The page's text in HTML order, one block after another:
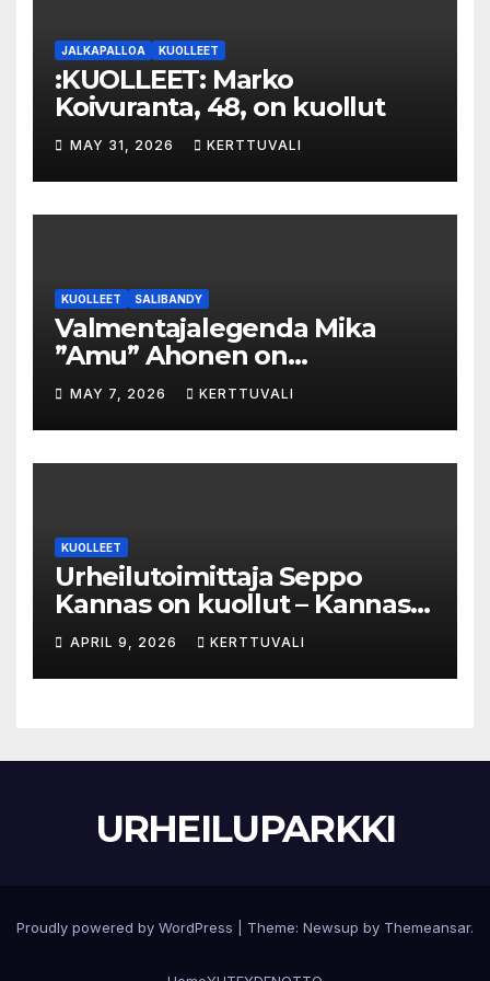
JALKAPALLOA KUOLLEET
:KUOLLEET: Marko
Koivuranta, 48, on kuollut
MAY 31, 2026 KERTTUVALI
KUOLLEET SALIBANDY
Valmentajalegenda Mika
”Amu” Ahonen on
menehtynyt
MAY 7, 2026 KERTTUVALI
KUOLLEET
Urheilutoimittaja Seppo
Kannas on kuollut – Kannas
oli kuollessaan 92-vuotias
APRIL 9, 2026 KERTTUVALI
URHEILUPARKKI
Proudly powered by WordPress Theme: Newsup by Themeansar.